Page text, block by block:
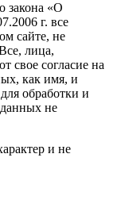
закона «О
г. все
сайте, не
лица,
свое согласие на
как имя, и
обработки и
не
и не